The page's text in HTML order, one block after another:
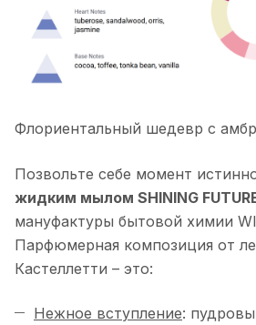
Флориентальный шедевр с
Позвольте себе момент
жидким мылом SHINING
мануфактуры бытовой химии
Парфюмерная композиция от
Кастеллетти – это:
Нежное вступление: